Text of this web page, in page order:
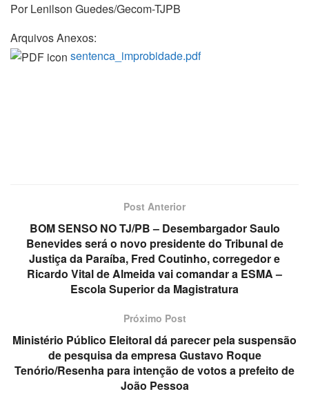
Por Lenilson Guedes/Gecom-TJPB
Arquivos Anexos:
sentenca_improbidade.pdf
Post Anterior
BOM SENSO NO TJ/PB – Desembargador Saulo
Benevides será o novo presidente do Tribunal de
Justiça da Paraíba, Fred Coutinho, corregedor e
Ricardo Vital de Almeida vai comandar a ESMA –
Escola Superior da Magistratura
Próximo Post
Ministério Público Eleitoral dá parecer pela suspensão
de pesquisa da empresa Gustavo Roque
Tenório/Resenha para intenção de votos a prefeito de
João Pessoa